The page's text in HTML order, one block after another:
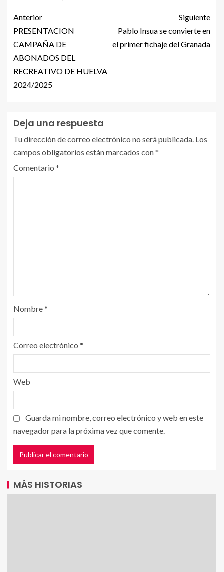
Anterior
PRESENTACION
CAMPAÑA DE
ABONADOS DEL
RECREATIVO DE HUELVA
2024/2025
Siguiente
Pablo Insua se convierte en
el primer fichaje del Granada
Deja una respuesta
Tu dirección de correo electrónico no será publicada. Los
campos obligatorios están marcados con*
Comentario *
Nombre*
Correo electrónico *
Web
Guarda mi nombre, correo electrónico y web en este
navegador para la próxima vez que comente.
MÁS HISTORIAS